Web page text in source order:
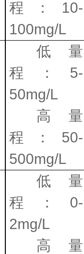
程： 10-
100mg/L
低量
程： 5-
50mg/L
高量
程： 50-
500mg/L
低量
程： 0-
2mg/L
高量